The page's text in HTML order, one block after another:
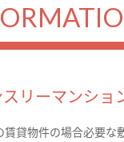
リーマンショ
賃貸物件の場合必要な